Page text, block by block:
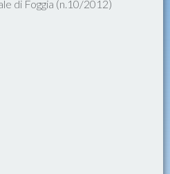
di Foggia (n.10/2012)